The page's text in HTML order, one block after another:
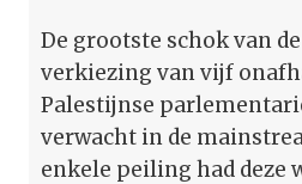
De grootste schok van
verkiezing van vijf
Palestijnse
verwacht in de
enkele peiling had deze